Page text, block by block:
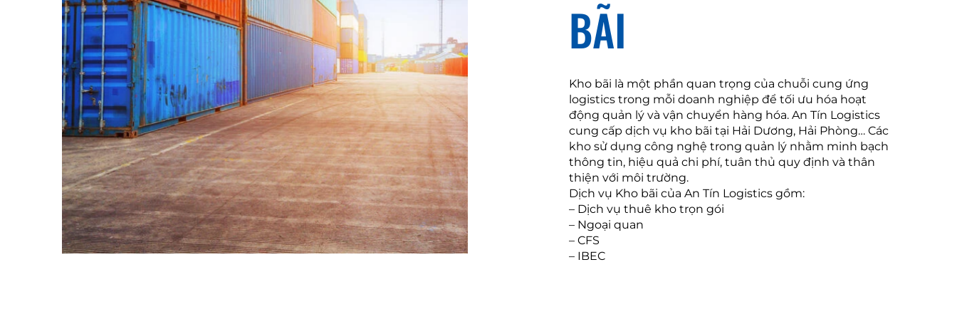
BÃI
Kho bãi là một phần quan trọng của chuỗi cung ứng
logistics trong mỗi doanh nghiệp để tối ưu hóa hoạt
động quản lý và vận chuyển hàng hóa. An Tín Logistics
cung cấp dịch vụ kho bãi tại Hải Dương, Hải Phòng… Các
kho sử dụng công nghệ trong quản lý nhằm minh bạch
thông tin, hiệu quả chi phí, tuân thủ quy định và thân
thiện với môi trường.
Dịch vụ Kho bãi của An Tín Logistics gồm:
– Dịch vụ thuê kho trọn gói
– Ngoại quan
– CFS
– IBEC